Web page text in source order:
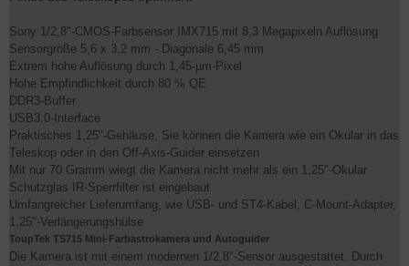
Sony 1/2,8"-CMOS-Farbsensor IMX715 mit 8,3 Megapixeln Auflösung
Sensorgröße 5,6 x 3,2 mm - Diagonale 6,45 mm
Extrem hohe Auflösung durch 1,45-µm-Pixel
Hohe Empfindlichkeit durch 80 % QE
DDR3-Buffer
USB3.0-Interface
Praktisches 1,25"-Gehäuse, Sie können die Kamera wie ein Okular in das
Teleskop oder in den Off-Axis-Guider einsetzen
Mit nur 70 Gramm wiegt die Kamera nicht mehr als ein 1,25"-Okular
Schutzglas IR-Sperrfilter ist eingebaut
Umfangreicher Lieferumfang, wie USB- und ST4-Kabel, C-Mount-Adapter,
1,25"-Verlängerungshülse
ToupTek TS715 Mini-Farbastrokamera und Autoguider
Die Kamera ist mit einem modernen 1/2,8"-Sensor ausgestattet. Durch